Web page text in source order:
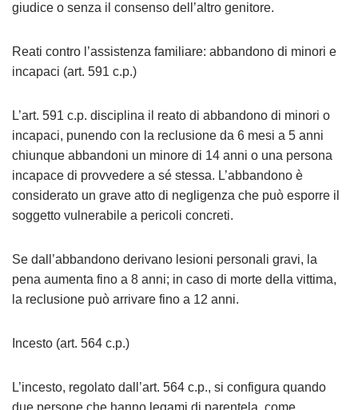
giudice o senza il consenso dell’altro genitore.
Reati contro l’assistenza familiare: abbandono di minori e
incapaci (art. 591 c.p.)
L’art. 591 c.p. disciplina il reato di abbandono di minori o
incapaci, punendo con la reclusione da 6 mesi a 5 anni
chiunque abbandoni un minore di 14 anni o una persona
incapace di provvedere a sé stessa. L’abbandono è
considerato un grave atto di negligenza che può esporre il
soggetto vulnerabile a pericoli concreti.
Se dall’abbandono derivano lesioni personali gravi, la
pena aumenta fino a 8 anni; in caso di morte della vittima,
la reclusione può arrivare fino a 12 anni.
Incesto (art. 564 c.p.)
L’incesto, regolato dall’art. 564 c.p., si configura quando
due persone che hanno legami di parentela, come